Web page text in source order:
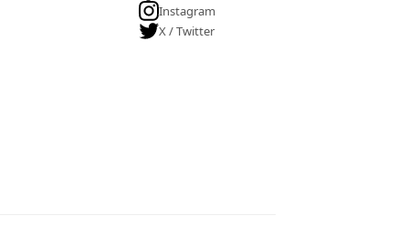
Instagram
X / Twitter